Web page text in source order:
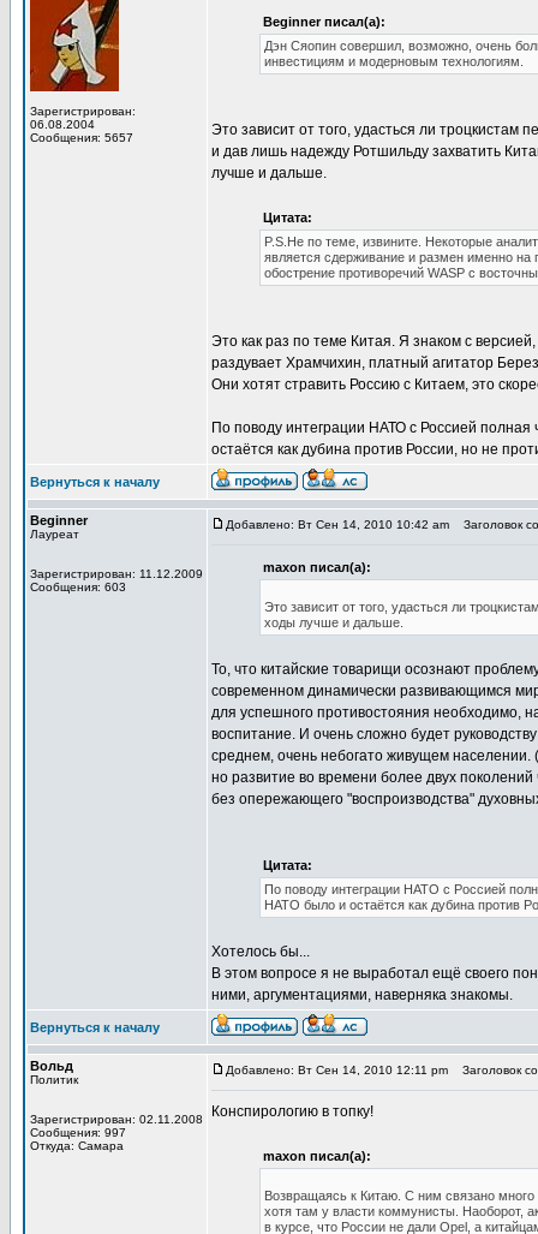
Зарегистрирован:
06.08.2004
Сообщения: 5657
Beginner писал(а):
Дэн Сяопин совершил, возможно, очень
инвестициям и модерновым технологиям.
Это зависит от того, удасться ли троцкистам
и дав лишь надежду Ротшильду захватить
лучше и дальше.
Цитата:
P.S.Не по теме, извините. Некоторые
является сдерживание и размен именно на
обострение противоречий WASP с
Это как раз по теме Китая. Я знаком с
раздувает Храмчихин, платный агитатор
Они хотят стравить Россию с Китаем, это
По поводу интеграции НАТО с Россией
остаётся как дубина против России, но не
Вернуться к началу
Beginner
Лауреат
Зарегистрирован: 11.12.2009
Сообщения: 603
Добавлено: Вт Сен 14, 2010 10:42 am Заголовок
maxon писал(а):
Это зависит от того, удасться ли
ходы лучше и дальше.
То, что китайские товарищи осознают
современном динамически развивающимся
для успешного противостояния необходимо,
воспитание. И очень сложно будет
среднем, очень небогато живущем
но развитие во времени более двух
без опережающего "воспроизводства"
Цитата:
По поводу интеграции НАТО с Россией
НАТО было и остаётся как дубина против
Хотелось бы...
В этом вопросе я не выработал ещё своего
ними, аргументациями, наверняка знакомы.
Вернуться к началу
Вольд
Политик
Зарегистрирован: 02.11.2008
Сообщения: 997
Откуда: Самара
Добавлено: Вт Сен 14, 2010 12:11 pm Заголовок
Конспирологию в топку!
maxon писал(а):
Возвращаясь к Китаю. С ним связано
хотя там у власти коммунисты. Наоборот,
в курсе, что России не дали Opel, а